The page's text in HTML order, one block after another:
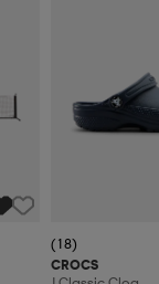
(18)
CROCS